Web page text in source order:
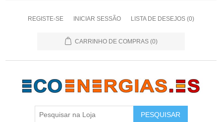
REGISTE-SE INICIAR SESSÃO LISTA DE DESEJOS (0)
CARRINHO DE COMPRAS (0)